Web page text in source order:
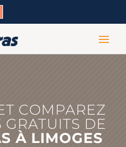
COMPAREZ
GRATUITS DE
À LIMOGES